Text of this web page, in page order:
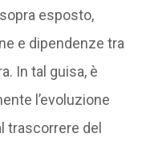
esposto,
e dipendenze tra
In tal guisa, è
l’evoluzione
trascorrere del